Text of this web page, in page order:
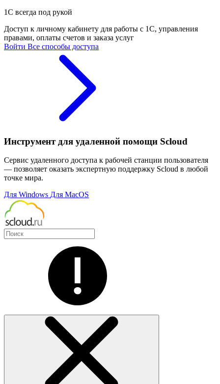
1С всегда под рукой
Доступ к личному кабинету для работы с 1С, управления
правами, оплаты счетов и заказа услуг
Войти Все способы доступа
Инструмент для удаленной помощи Scloud
Сервис удаленного доступа к рабочей станции пользователя
— позволяет оказать экспертную поддержку Scloud в любой
точке мира.
Для Windows Для MacOS